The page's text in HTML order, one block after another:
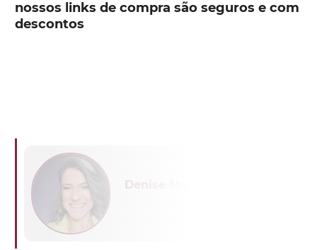
nossos links de compra são seguros e com
descontos
Denise Machado